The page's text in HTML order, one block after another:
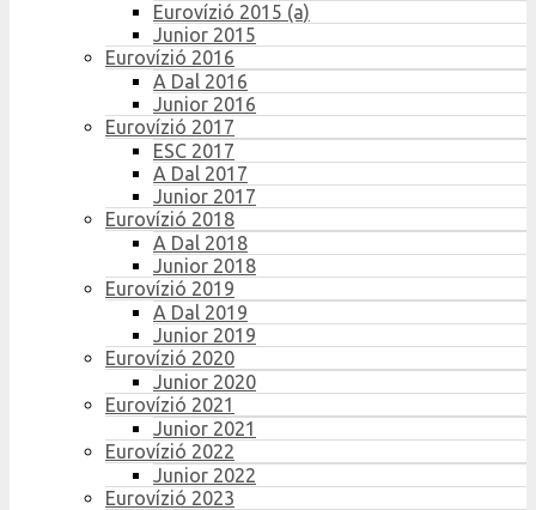
Eurovízió 2015 (a)
Junior 2015
Eurovízió 2016
A Dal 2016
Junior 2016
Eurovízió 2017
ESC 2017
A Dal 2017
Junior 2017
Eurovízió 2018
A Dal 2018
Junior 2018
Eurovízió 2019
A Dal 2019
Junior 2019
Eurovízió 2020
Junior 2020
Eurovízió 2021
Junior 2021
Eurovízió 2022
Junior 2022
Eurovízió 2023